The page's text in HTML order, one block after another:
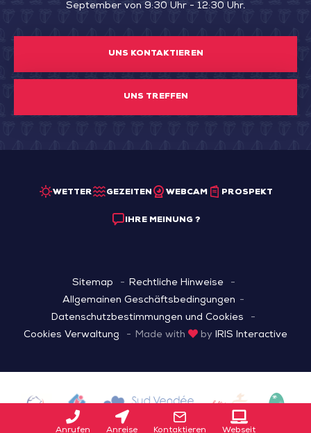
Anrufen Anreise Kontaktieren Webseit
September von 9:30 Uhr - 12:30 Uhr.
UNS KONTAKTIEREN
UNS TREFFEN
WETTER GEZEITEN WEBCAM PROSPEKT
IHRE MEINUNG ?
Sitemap
Rechtliche Hinweise
Allgemainen Geschäftsbedingungen
Datenschutzbestimmungen und Cookies
Cookies Verwaltung
Made with by IRIS Interactive